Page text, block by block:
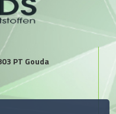
PT Gouda